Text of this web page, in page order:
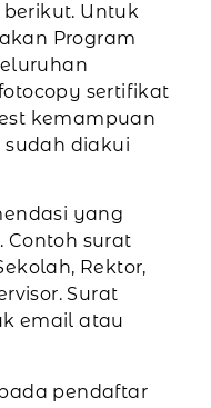
berikut. Untuk
Program
sertifikat
kemampuan
sudah diakui
yang
surat
Rektor,
Surat
email atau
pendaftar